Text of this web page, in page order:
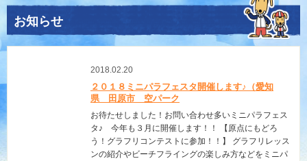
お知らせ
2018.02.20
２０１８ミニパラフェスタ開催します♪（愛知
県 田原市 空パーク
お待たせしました！お問い合わせ多いミニパラフェス
タ♪ 今年も３月に開催します！！ 【原点にもどろ
う！グラフリコンテストに参加！！】 グラフリレッス
ンの紹介やビーチフライングの楽しみ方などをミニパ